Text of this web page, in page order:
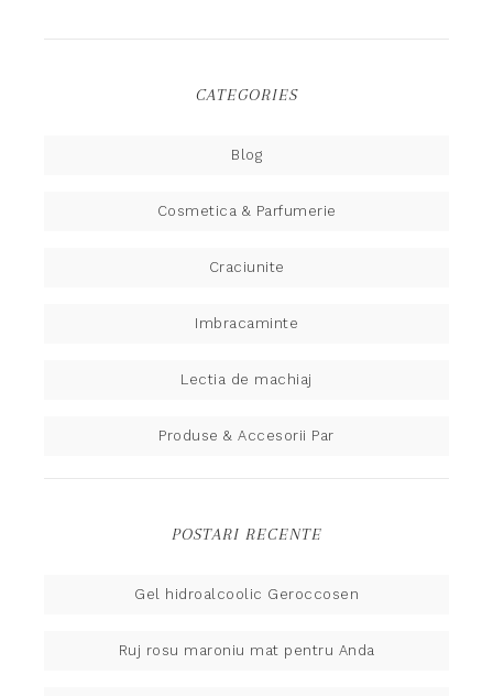
CATEGORIES
Blog
Cosmetica & Parfumerie
Craciunite
Imbracaminte
Lectia de machiaj
Produse & Accesorii Par
POSTARI RECENTE
Gel hidroalcoolic Geroccosen
Ruj rosu maroniu mat pentru Anda